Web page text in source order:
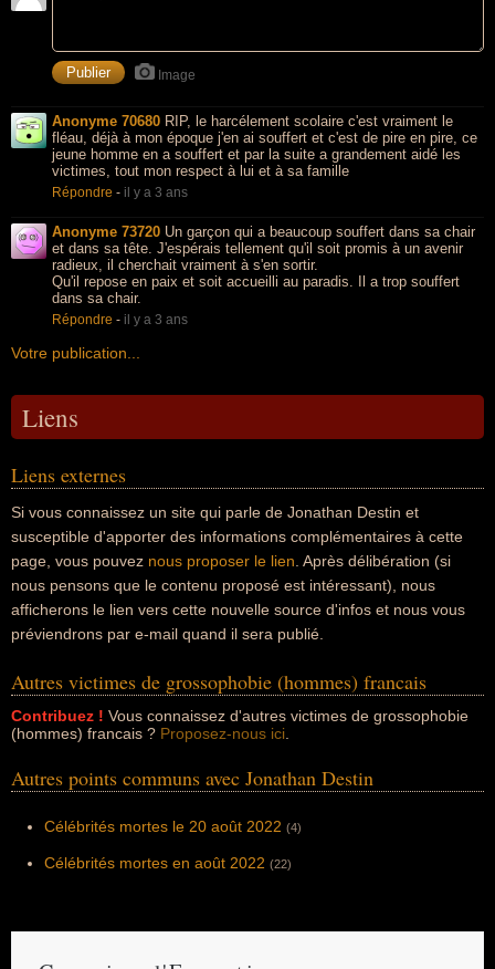
Image
Anonyme 70680 RIP, le harcélement scolaire c'est vraiment le
fléau, déjà à mon époque j'en ai souffert et c'est de pire en pire, ce
jeune homme en a souffert et par la suite a grandement aidé les
victimes, tout mon respect à lui et à sa famille
Répondre - il y a 3 ans
Anonyme 73720 Un garçon qui a beaucoup souffert dans sa chair
et dans sa tête. J'espérais tellement qu'il soit promis à un avenir
radieux, il cherchait vraiment à s'en sortir.
Qu'il repose en paix et soit accueilli au paradis. Il a trop souffert
dans sa chair.
Répondre - il y a 3 ans
Votre publication...
Liens
Liens externes
Si vous connaissez un site qui parle de Jonathan Destin et
susceptible d'apporter des informations complémentaires à cette
page, vous pouvez nous proposer le lien . Après délibération (si
nous pensons que le contenu proposé est intéressant), nous
afficherons le lien vers cette nouvelle source d'infos et nous vous
préviendrons par e-mail quand il sera publié.
Autres victimes de grossophobie (hommes) francais
Contribuez ! Vous connaissez d'autres victimes de grossophobie
(hommes) francais ? Proposez-nous ici
Autres points communs avec Jonathan Destin
Célébrités mortes le 20 août 2022 (4)
Célébrités mortes en août 2022 (22)